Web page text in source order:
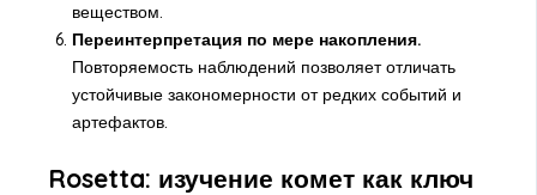
веществом.
Переинтерпретация по мере накопления.
Повторяемость наблюдений позволяет отличать
устойчивые закономерности от редких событий и
артефактов.
Rosetta: изучение комет как ключ